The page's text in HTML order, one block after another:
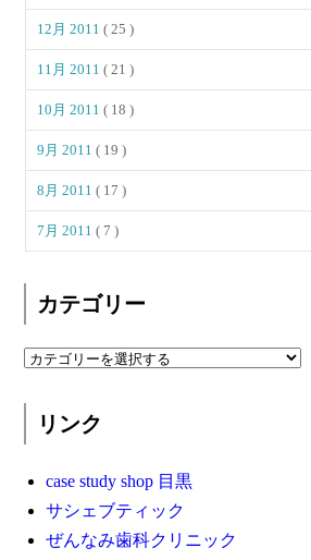
12月 2011( 25 )
11月 2011( 21 )
10月 2011( 18 )
9月 2011( 19 )
8月 2011( 17 )
7月 2011( 7 )
カテゴリー
リンク
case study shop 目黒
サシェブティック
ぜんなみ歯科クリニック